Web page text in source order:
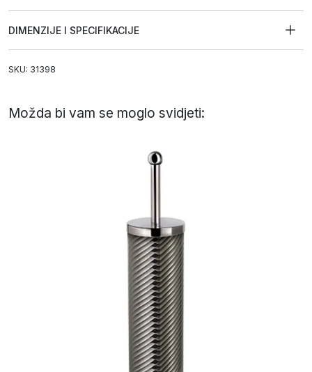
DIMENZIJE I SPECIFIKACIJE
SKU: 31398
Možda bi vam se moglo svidjeti: